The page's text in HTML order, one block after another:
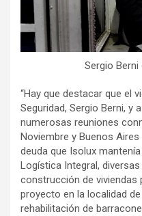
Sergio
“Hay que destacar que el
Seguridad, Sergio Berni, y
numerosas reuniones
Noviembre y Buenos
deuda que Isolux
Logística Integral,
construcción de viviendas
proyecto en la localidad
rehabilitación de